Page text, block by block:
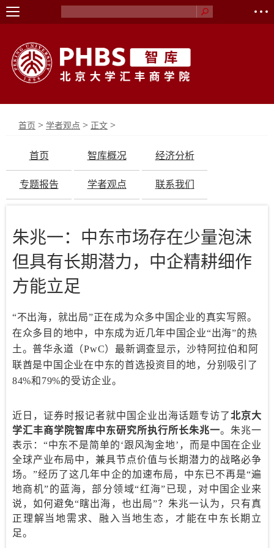
首页 > 学者观点 > 正文 >
首页 智库概况 经济分析
专题报告 学者观点 联系我们
朱兆一：中东市场存在少量泡沫
但具有长期潜力，中企精耕细作
方能立足
“不出海，就出局”正在成为众多中国企业的真实写照。
在众多目的地中，中东成为近几年中国企业“出海”的热
土。普华永道（PwC）最新调查显示，沙特阿拉伯和阿
联酋是中国企业在中东的首选投资目的地，分别吸引了
84%和79%的受访企业。
近日，证券时报记者就中国企业出海话题专访了北京大
学汇丰商学院智库中东研究所执行所长朱兆一。朱兆一
表示：“中东不是简单的‘跟风淘金地’，而是中国在企业
全球产业布局中，兼具节点价值与长期潜力的战略必争
场。”经历了这几年中企的加速布局，中东已不再是“遍
地商机”的蓝海，部分领域“红海”已现，对中国企业来
说，如何避免“瞎出海，也出局”？朱兆一认为，只有真
正理解当地需求、融入当地生态，才能在中东长期立
足。